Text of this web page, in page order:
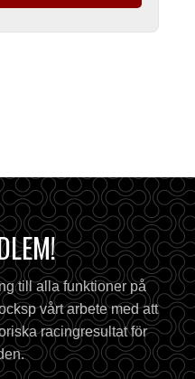
till alla funktioner på
vårt arbete med att
racingresultat för